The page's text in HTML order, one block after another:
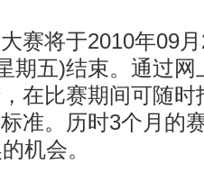
将于2010年09月
期五)结束。通过
在比赛期间可随时
准。历时3个月的
机会。